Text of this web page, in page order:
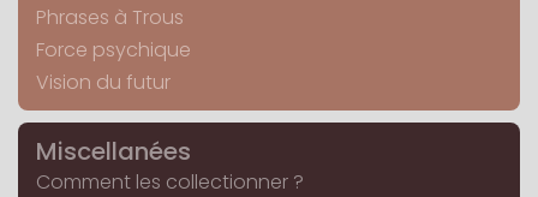
Phrases à Trous
Force psychique
Vision du futur
Miscellanées
Comment les collectionner ?